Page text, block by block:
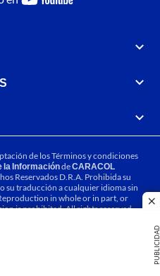
PUBLICIDAD
de losTérminos y condiciones
la InformacióndeCARACOL
Reservados D.R.A. Prohibida su
su traducción a cualquier idioma sin
in whole or in part, or
is prohibited. All rights reserved